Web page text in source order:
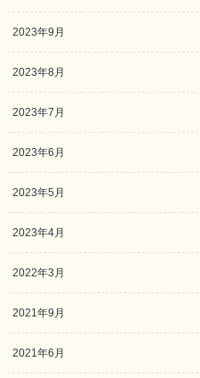
2023年9月
2023年8月
2023年7月
2023年6月
2023年5月
2023年4月
2022年3月
2021年9月
2021年6月